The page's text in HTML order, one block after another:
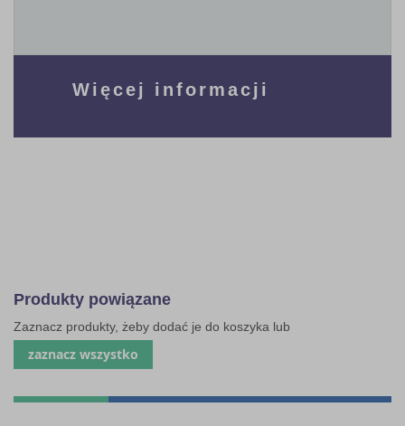
Więcej informacji
Produkty powiązane
Zaznacz produkty, żeby dodać je do koszyka lub
zaznacz wszystko